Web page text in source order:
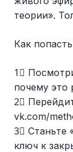
теории».
Как
1⃣
почему это
2⃣
vk.com/
3⃣ Станьте
ключ к